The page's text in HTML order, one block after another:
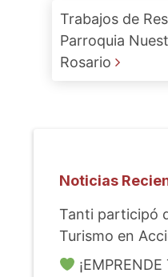
Trabajos de
Parroquia
Rosario
Noticias
Tanti participó
Turismo en